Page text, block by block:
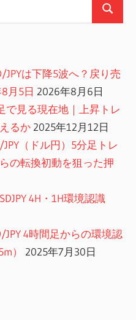
検
JPYは下降5波へ？戻り売
月5日 2026年8月6日
で見る現在地｜上昇トレ
るか 2025年12月12日
JPY（ドル円）5分足トレ
の転換初動を狙った押
4H・1H環境認識
JPY 4時間足からの環境認
）
2025年7月30日